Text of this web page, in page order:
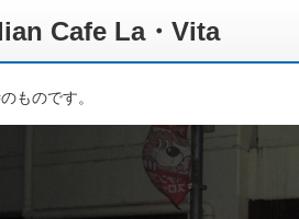
Cafe La・Vita
ものです。